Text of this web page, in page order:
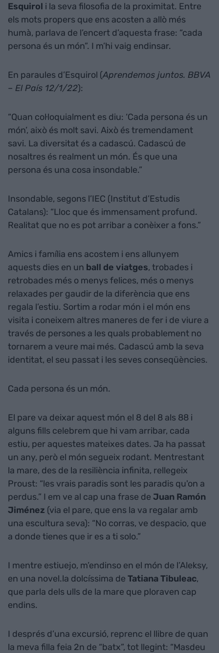
Esquirol i la seva filosofia de la proximitat. Entre
els mots propers que ens acosten a allò més
humà, parlava de l’encert d’aquesta frase: “cada
persona és un món”. I m’hi vaig endinsar.
En paraules d’Esquirol (Aprendemos juntos. BBVA
– El País 12/1/22):
“Quan col·loquialment es diu: ‘Cada persona és un
món’, això és molt savi. Això és tremendament
savi. La diversitat és a cadascú. Cadascú de
nosaltres és realment un món. És que una
persona és una cosa insondable.”
Insondable, segons l’IEC (Institut d’Estudis
Catalans): “Lloc que és immensament profund.
Realitat que no es pot arribar a conèixer a fons.”
Amics i família ens acostem i ens allunyem
aquests dies en un ball de viatges, trobades i
retrobades més o menys felices, més o menys
relaxades per gaudir de la diferència que ens
regala l’estiu. Sortim a rodar món i el món ens
visita i coneixem altres maneres de fer i de viure a
través de persones a les quals probablement no
tornarem a veure mai més. Cadascú amb la seva
identitat, el seu passat i les seves conseqüències.
Cada persona és un món.
El pare va deixar aquest món el 8 del 8 als 88 i
alguns fills celebrem que hi vam arribar, cada
estiu, per aquestes mateixes dates. Ja ha passat
un any, però el món segueix rodant. Mentrestant
la mare, des de la resiliència infinita, rellegeix
Proust: “les vrais paradis sont les paradis qu'on a
perdus.” I em ve al cap una frase de Juan Ramón
Jiménez (via el pare, que ens la va regalar amb
una escultura seva): “No corras, ve despacio, que
a donde tienes que ir es a ti solo.”
I mentre estiuejo, m’endinso en el món de l’Aleksy,
en una novel.la dolcíssima de Tatiana Tibuleac,
que parla dels ulls de la mare que ploraven cap
endins.
I després d’una excursió, reprenc el llibre de quan
la meva filla feia 2n de “batx”, tot llegint: “Masdeu